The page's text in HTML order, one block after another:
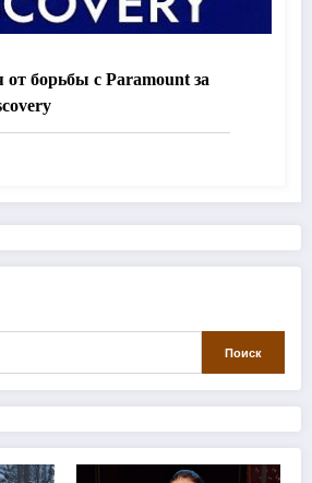
от борьбы с Paramount за
Поиск